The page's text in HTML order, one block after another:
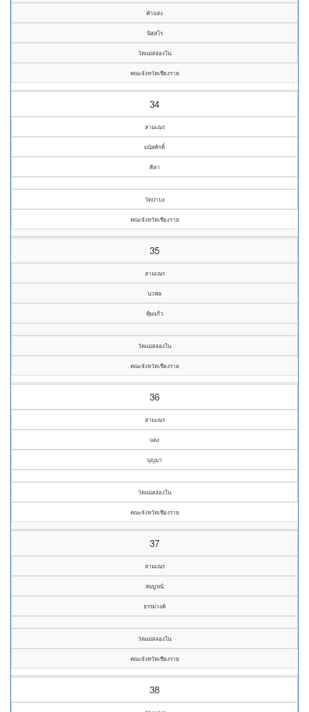
คำแสง
นิสฺสโร
วัดแม่สลองใน
คณะจังหวัดเชียงราย
34
สามเณร
มนัสศักดิ์
ศิลา
วัดป่าบง
คณะจังหวัดเชียงราย
35
สามเณร
นวพล
คุ้มแก้ว
วัดแม่สลองใน
คณะจังหวัดเชียงราย
36
สามเณร
แดง
บุญมา
วัดแม่สลองใน
คณะจังหวัดเชียงราย
37
สามเณร
สมบูรณ์
ธรรมวงค์
วัดแม่สลองใน
คณะจังหวัดเชียงราย
38